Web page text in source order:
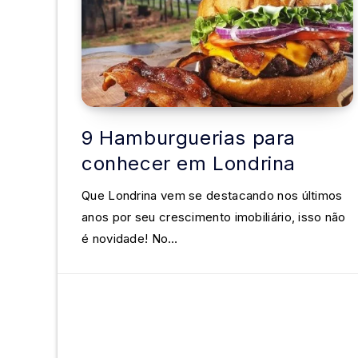
9 Hamburguerias para
conhecer em Londrina
Que Londrina vem se destacando nos últimos
anos por seu crescimento imobiliário, isso não
é novidade! No…